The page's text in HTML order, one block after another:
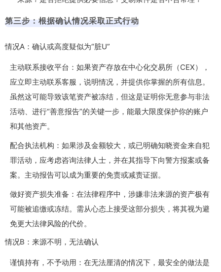
第三步：根据确认情况采取正式行动
情况A：确认或高度疑似为“脏U”
主动联系接收平台：如果资产存放在中心化交易所（CEX），
应立即主动联系客服，说明情况，并提供你掌握的所有信息。
虽然这可能导致该笔资产被冻结，但这是证明你无意参与非法
活动、进行“善意报告”的关键一步，能最大限度保护你的账户
和其他资产。
配合执法机构：如果涉及金额较大，或已明确知晓资金来自犯
罪活动，应考虑咨询法律人士，并在其指导下向警方报案或备
案。主动报告可以成为重要的免责或减责证据。
做好资产损失准备：在法律程序中，涉嫌非法来源的资产极有
可能被追缴或冻结。需从心态上接受这部分损失，将其视为避
免更大法律风险的代价。
情况B：来源不明，无法确认
谨慎持有，不予动用：在无法厘清的情况下，最安全的做法是